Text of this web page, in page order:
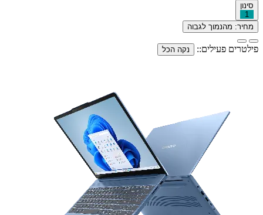
סינון
1
מחיר: מהנמוך לגבוה
פילטרים פעילים:: נקה הכל